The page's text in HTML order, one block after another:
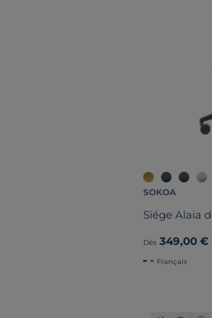
SOKOA
Siége Alaia
Dès 349,00 €
Français